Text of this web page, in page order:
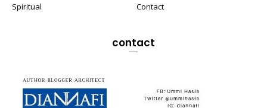
Spiritual
Contact
contact